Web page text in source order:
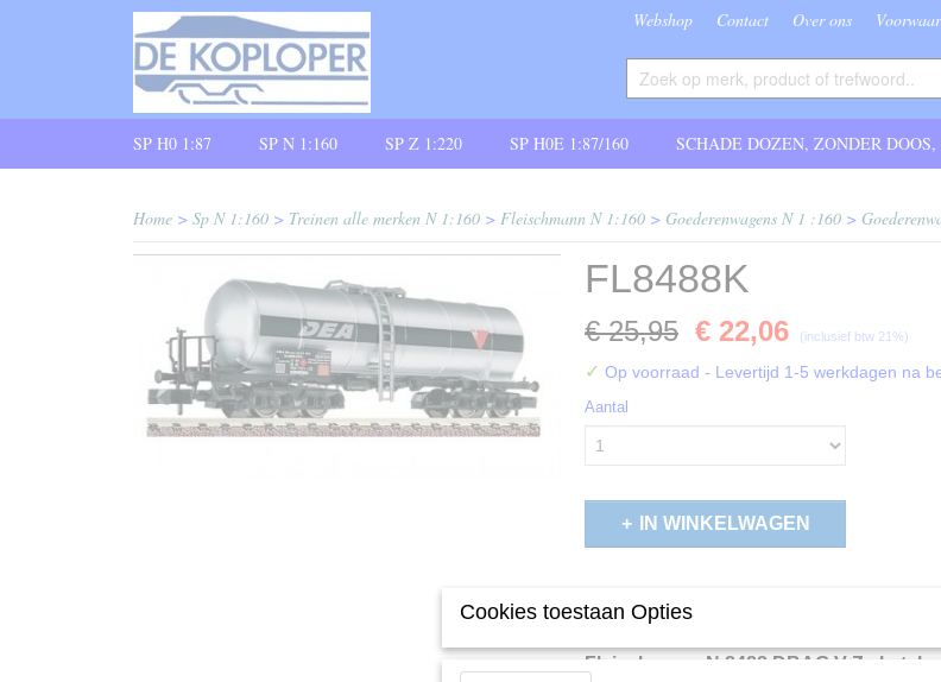
Webshop Contact Over ons
SP H0 1:87 SP N 1:160 SP Z 1:220 SP H0E 1:87/160 SCHADE DOZEN, ZONDER
Home > Sp N 1:160 > Treinen alle merken N 1:160 > Fleischmann N 1:160 > Goederenwagens N 1 :160 >
FL8488K
€ 25,95 € 22,06 (inclusief btw 21%)
✓ Op voorraad - Levertijd 1-5 werkdagen na
Aantal
IN WINKELWAGEN
Omschrijving
Fleischmann N 8488 DBAG V Za
Cookies toestaan Opties